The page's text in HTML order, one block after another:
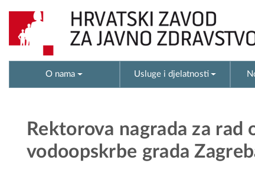
O nama Usluge i djelatnosti
Rektorova nagrada za
vodoopskrbe grada